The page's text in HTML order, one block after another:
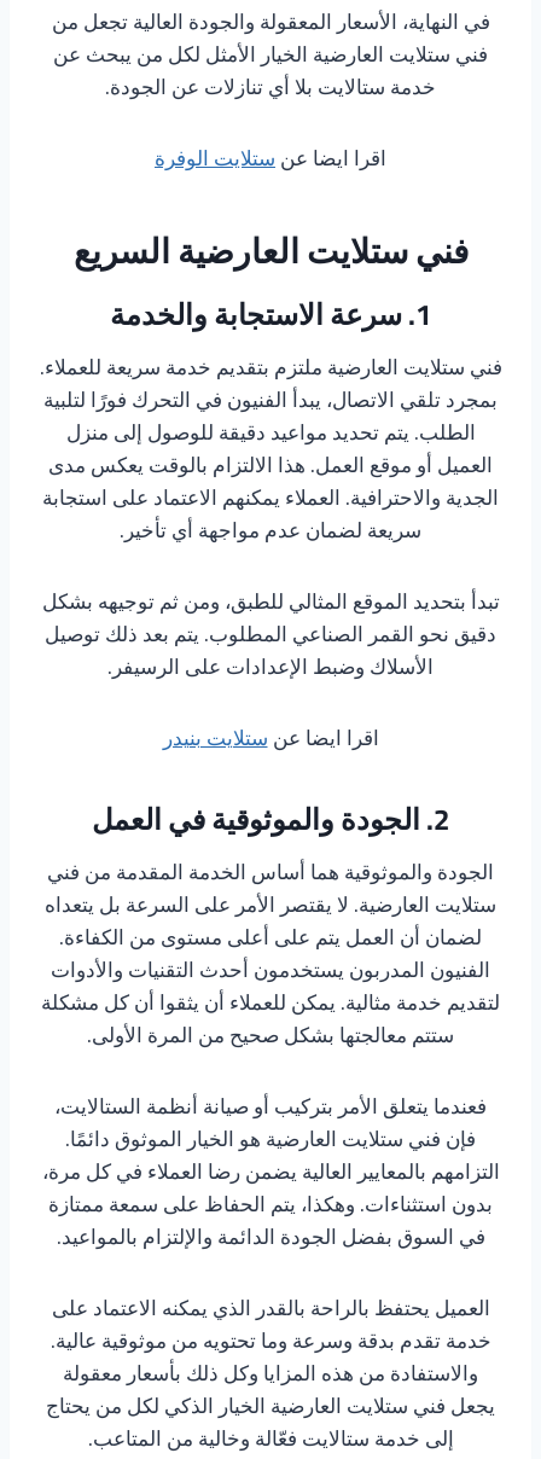
في النهاية، الأسعار المعقولة والجودة العالية تجعل من
فني ستلايت العارضية الخيار الأمثل لكل من يبحث عن
خدمة ستالايت بلا أي تنازلات عن الجودة.
اقرا ايضا عنستلايت الوفرة
فني ستلايت العارضية السريع
1. سرعة الاستجابة والخدمة
فني ستلايت العارضية ملتزم بتقديم خدمة سريعة للعملاء.
بمجرد تلقي الاتصال، يبدأ الفنيون في التحرك فورًا لتلبية
الطلب. يتم تحديد مواعيد دقيقة للوصول إلى منزل
العميل أو موقع العمل. هذا الالتزام بالوقت يعكس مدى
الجدية والاحترافية. العملاء يمكنهم الاعتماد على استجابة
سريعة لضمان عدم مواجهة أي تأخير.
تبدأ بتحديد الموقع المثالي للطبق، ومن ثم توجيهه بشكل
دقيق نحو القمر الصناعي المطلوب. يتم بعد ذلك توصيل
الأسلاك وضبط الإعدادات على الرسيفر.
اقرا ايضا عنستلايت بنيدر
2. الجودة والموثوقية في العمل
الجودة والموثوقية هما أساس الخدمة المقدمة من فني
ستلايت العارضية. لا يقتصر الأمر على السرعة بل يتعداه
لضمان أن العمل يتم على أعلى مستوى من الكفاءة.
الفنيون المدربون يستخدمون أحدث التقنيات والأدوات
لتقديم خدمة مثالية. يمكن للعملاء أن يثقوا أن كل مشكلة
ستتم معالجتها بشكل صحيح من المرة الأولى.
فعندما يتعلق الأمر بتركيب أو صيانة أنظمة الستالايت،
فإن فني ستلايت العارضية هو الخيار الموثوق دائمًا.
التزامهم بالمعايير العالية يضمن رضا العملاء في كل مرة،
بدون استثناءات. وهكذا، يتم الحفاظ على سمعة ممتازة
في السوق بفضل الجودة الدائمة والإلتزام بالمواعيد.
العميل يحتفظ بالراحة بالقدر الذي يمكنه الاعتماد على
خدمة تقدم بدقة وسرعة وما تحتويه من موثوقية عالية.
والاستفادة من هذه المزايا وكل ذلك بأسعار معقولة
يجعل فني ستلايت العارضية الخيار الذكي لكل من يحتاج
إلى خدمة ستالايت فعّالة وخالية من المتاعب.